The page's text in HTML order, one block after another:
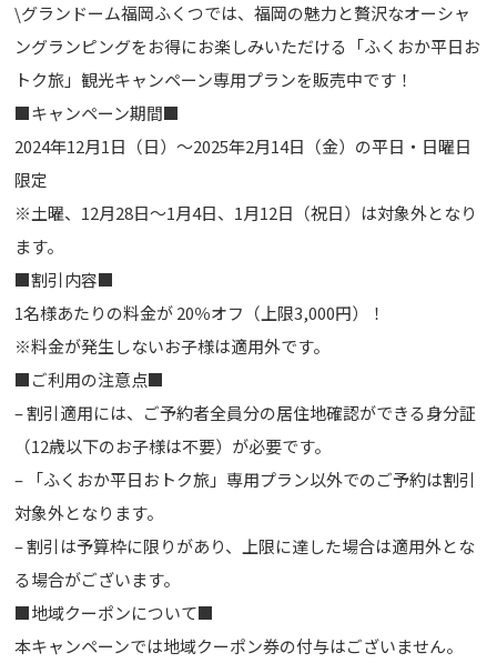
\グランドーム福岡ふくつでは、福岡の魅力と贅沢なオーシャ
ングランピングをお得にお楽しみいただける「ふくおか平日お
トク旅」観光キャンペーン専用プランを販売中です！
■キャンペーン期間■
2024年12月1日（日）～2025年2月14日（金）の平日・日曜日
限定
※土曜、12月28日～1月4日、1月12日（祝日）は対象外となり
ます。
■割引内容■
1名様あたりの料金が 20％オフ（上限3,000円）！
※料金が発生しないお子様は適用外です。
■ご利用の注意点■
– 割引適用には、ご予約者全員分の居住地確認ができる身分証
（12歳以下のお子様は不要）が必要です。
– 「ふくおか平日おトク旅」専用プラン以外でのご予約は割引
対象外となります。
– 割引は予算枠に限りがあり、上限に達した場合は適用外とな
る場合がございます。
■地域クーポンについて■
本キャンペーンでは地域クーポン券の付与はございません。